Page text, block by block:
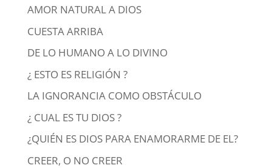
AMOR NATURAL A DIOS
CUESTA ARRIBA
DE LO HUMANO A LO DIVINO
¿ ESTO ES RELIGIÓN ?
LA IGNORANCIA COMO OBSTÁCULO
¿ CUAL ES TU DIOS ?
¿QUIÉN ES DIOS PARA ENAMORARME DE EL?
CREER, O NO CREER